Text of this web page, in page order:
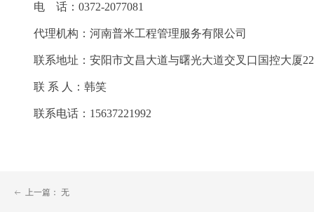
电 话： 0372-2077081
代理机构：河南普米工程管理服务有限公司
联系地址：安阳市文昌大道与曙光大道交叉口国控大厦
联 系 人：韩笑
联系电话： 15637221992
ꂃ 上一篇： 无